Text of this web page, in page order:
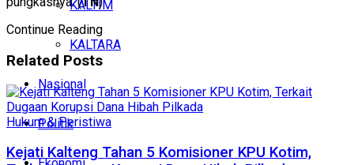
KALTIM
KALTARA
Nasional
Politik
Continue Reading
Related Posts
Hukum & Peristiwa
Kejati Kalteng Tahan 5 Komisioner KPU Kotim,